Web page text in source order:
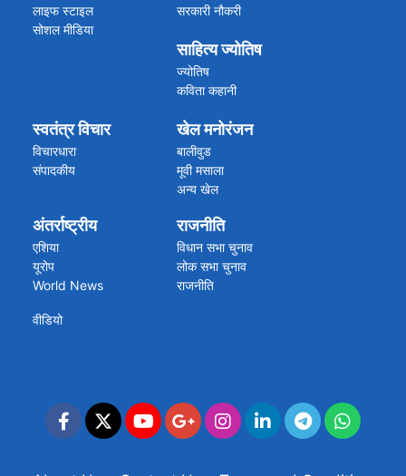
विग्यान खबरें
लाइफ स्टाइल
सोशल मीडिया
सरकारी नौकरी
साहित्य ज्योतिष
ज्योतिष
कविता कहानी
स्वतंत्र विचार
विचारधारा
संपादकीय
खेल मनोरंजन
बालीवुड
मूवी मसाला
अन्य खेल
अंतर्राष्ट्रीय
एशिया
यूरोप
World News
राजनीति
विधान सभा चुनाव
लोक सभा चुनाव
राजनीति
वीडियो